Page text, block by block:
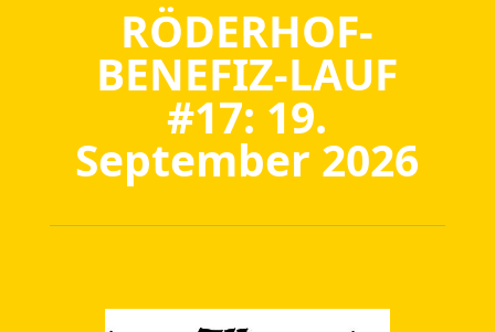
RÖDERHOF-
BENEFIZ-LAUF
#17: 19.
September 2026